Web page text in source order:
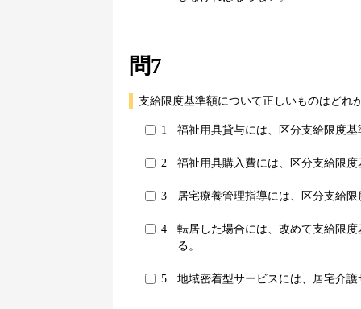
問7
支給限度基準額について正しいものはどれ
1 福祉用具貸与には、区分支給限度
2 福祉用具購入費には、区分支給限
3 居宅療養管理指導には、区分支給
4
転居した場合には、改めて支給限
る。
5 地域密着型サービスには、居宅介